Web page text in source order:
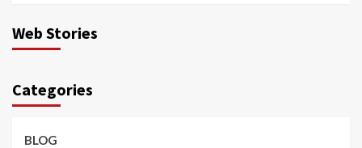
Web Stories
Categories
BLOG